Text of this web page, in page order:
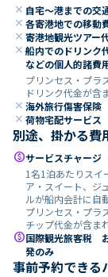
close 自宅～港までの交
close 各寄港地での移動
close 寄港地観光ツアー
close 船内でのドリンク
などの個人的諸費
プリンセス・プラ
ドリンク代金が含
close 海外旅行傷害保険
close 荷物宅配サービス
別途、掛かる費
paidサービスチャージ
1名1泊あたりスイ
ア・スイート、ジ
ルが船内会計に自
プリンセス・プラ
チップ代金が含ま
paid国際観光旅客税
発のみ
事前予約できる